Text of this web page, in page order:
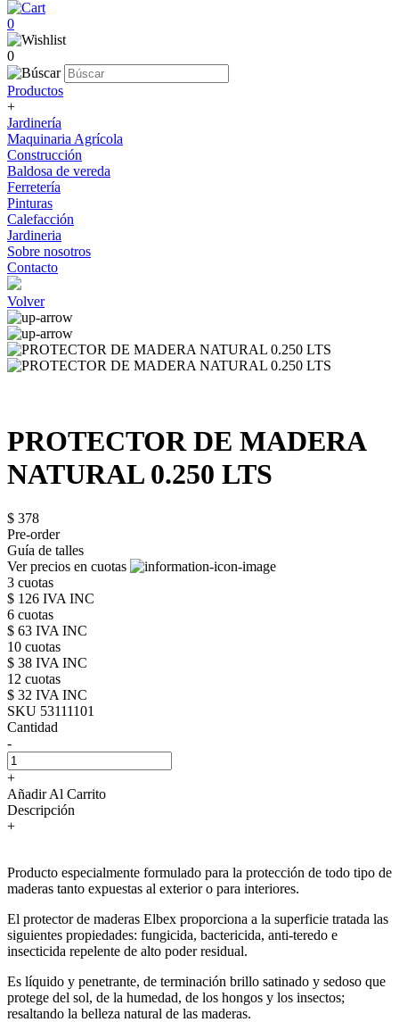
0
0
Productos
+
Jardinería
Maquinaria Agrícola
Construcción
Baldosa de vereda
Ferretería
Pinturas
Calefacción
Jardineria
Sobre nosotros
Contacto
Volver
PROTECTOR DE MADERA
NATURAL 0.250 LTS
$ 378
Pre-order
Guía de talles
Ver precios en cuotas
3 cuotas
$ 126 IVA INC
6 cuotas
$ 63 IVA INC
10 cuotas
$ 38 IVA INC
12 cuotas
$ 32 IVA INC
SKU 53111101
Cantidad
-
+
Añadir Al Carrito
Descripción
+
Producto especialmente formulado para la protección de todo tipo de
maderas tanto expuestas al exterior o para interiores.
El protector de maderas Elbex proporciona a la superficie tratada las
siguientes propiedades: fungicida, bactericida, anti-teredo e
insecticida repelente de alto poder residual.
Es líquido y penetrante, de terminación brillo satinado y sedoso que
protege del sol, de la humedad, de los hongos y los insectos;
resaltando la belleza natural de las maderas.